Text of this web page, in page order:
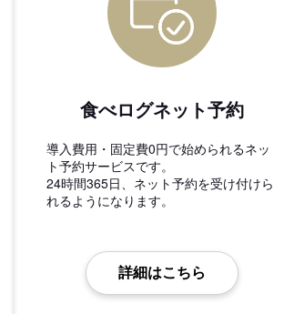
食べログネット予約
導入費用・固定費0円で始められるネッ
ト予約サービスです。
24時間365日、ネット予約を受け付けら
れるようになります。
詳細はこちら